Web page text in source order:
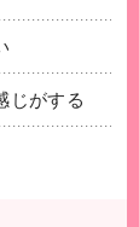
じがする